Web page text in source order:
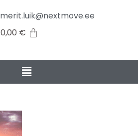
merit.luik@nextmove.ee
0,00 €